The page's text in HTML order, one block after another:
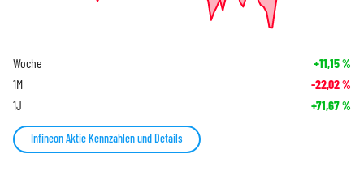
Woche +11,15%
1M -22,02%
1J +71,67%
Infineon Aktie Kennzahlen und Details